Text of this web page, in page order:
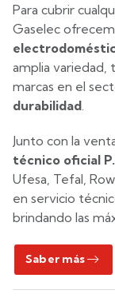
Para cubrir
Gaselec
amplia variedad,
marcas en el
durabilidad.
Junto con la
técnico oficial
Ufesa, Tefal,
en servicio
brindando las
Saber más